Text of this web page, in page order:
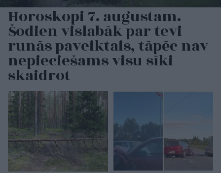
Horoskopi 7. augustam.
Šodien vislabāk par tevi
runās paveiktais, tāpēc nav
nepieciešams visu sīki
skaidrot